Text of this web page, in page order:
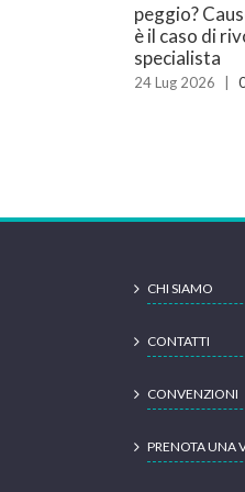
peggio?
è il caso di
specialista
24 Lug 2026
CHI SIAMO
CONTATTI
CONVENZIONI
PRENOTA UNA